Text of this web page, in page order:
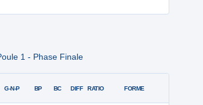
1 - Phase Finale
G-N-P BP BC DIFF RATIO FORME